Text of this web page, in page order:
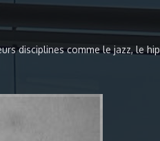
disciplines comme le jazz, le